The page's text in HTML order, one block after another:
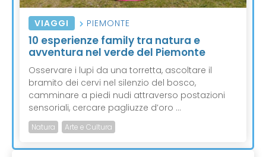
VIAGGI PIEMONTE
10 esperienze family tra natura e
avventura nel verde del Piemonte
Osservare i lupi da una torretta, ascoltare il
bramito dei cervi nel silenzio del bosco,
camminare a piedi nudi attraverso postazioni
sensoriali, cercare pagliuzze d’oro ...
Natura Arte e Cultura